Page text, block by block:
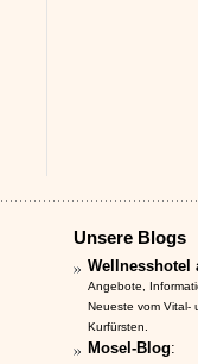
Unsere Blogs
Wellnesshotel
Angebote,
Neueste vom Vital-
Kurfürsten.
Mosel-Blog: